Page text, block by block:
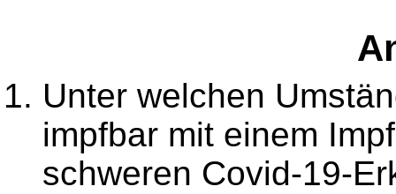
Unter welchen
impfbar mit einem
schweren Covid-19-